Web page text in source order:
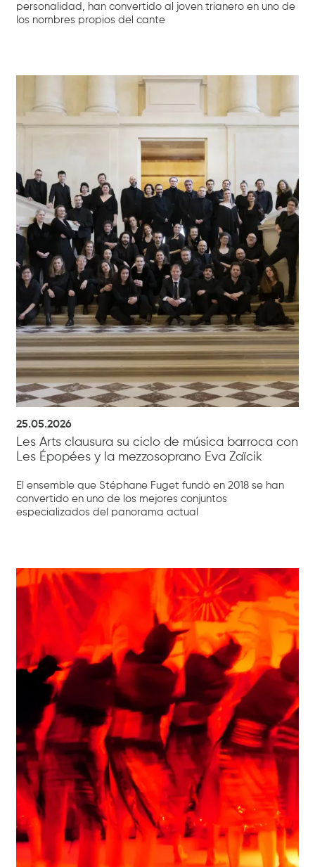
personalidad, han convertido al joven trianero en uno de
los nombres propios del cante
25.05.2026
Les Arts clausura su ciclo de música barroca con
Les Épopées y la mezzosoprano Eva Zaïcik
El ensemble que Stéphane Fuget fundó en 2018 se han
convertido en uno de los mejores conjuntos
especializados del panorama actual